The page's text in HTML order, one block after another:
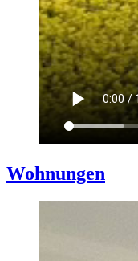
Wohnungen